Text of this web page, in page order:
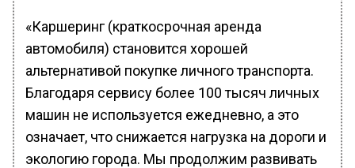
«Каршеринг (краткосрочная аренда
автомобиля) становится хорошей
альтернативой покупке личного транспорта.
Благодаря сервису более 100 тысяч личных
машин не используется ежедневно, а это
означает, что снижается нагрузка на дороги и
экологию города. Мы продолжим развивать